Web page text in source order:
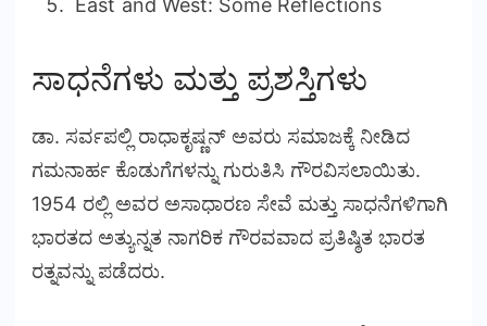
East and West: Some Reflections
ಸಾಧನೆಗಳು ಮತ್ತು ಪ್ರಶಸ್ತಿಗಳು
ಡಾ. ಸರ್ವಪಲ್ಲಿ ರಾಧಾಕೃಷ್ಣನ್ ಅವರು ಸಮಾಜಕ್ಕೆ ನೀಡಿದ
ಗಮನಾರ್ಹ ಕೊಡುಗೆಗಳನ್ನು ಗುರುತಿಸಿ ಗೌರವಿಸಲಾಯಿತು.
1954 ರಲ್ಲಿ ಅವರ ಅಸಾಧಾರಣ ಸೇವೆ ಮತ್ತು ಸಾಧನೆಗಳಿಗಾಗಿ
ಭಾರತದ ಅತ್ಯುನ್ನತ ನಾಗರಿಕ ಗೌರವವಾದ ಪ್ರತಿಷ್ಠಿತ ಭಾರತ
ರತ್ನವನ್ನು ಪಡೆದರು.